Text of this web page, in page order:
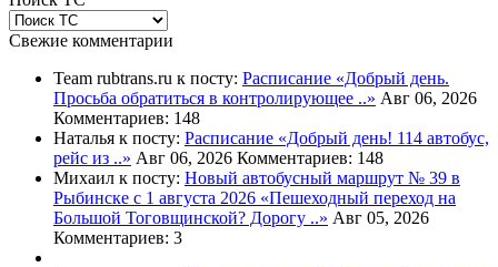
Свежие комментарии
Team rubtrans.ru к посту: Расписание «Добрый день.
Просьба обратиться в контролирующее ..» Авг 06, 2026
Комментариев: 148
Наталья к посту: Расписание «Добрый день! 114 автобус,
рейс из ..» Авг 06, 2026 Комментариев: 148
Михаил к посту: Новый автобусный маршрут № 39 в
Рыбинске с 1 августа 2026 «Пешеходный переход на
Большой Тоговщинской? Дорогу ..» Авг 05, 2026
Комментариев: 3